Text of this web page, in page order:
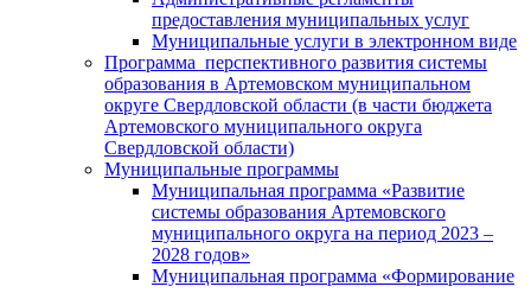
предоставления муниципальных услуг
Муниципальные услуги в электронном виде
Программа перспективного развития системы
образования в Артемовском муниципальном
округе Свердловской области (в части бюджета
Артемовского муниципального округа
Свердловской области)
Муниципальные программы
Муниципальная программа «Развитие
системы образования Артемовского
муниципального округа на период 2023 –
2028 годов»
Муниципальная программа «Формирование